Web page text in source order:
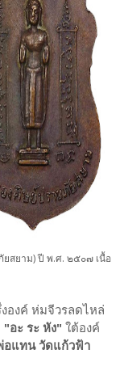
ยสยาม) ปี พ.ศ. ๒๕๐๗ เนื้อ
องค์ ห่มจีวรลดไหล่
"อะ ระ หัง" ใต้องค์
อแทน วัดแก้วฟ้า